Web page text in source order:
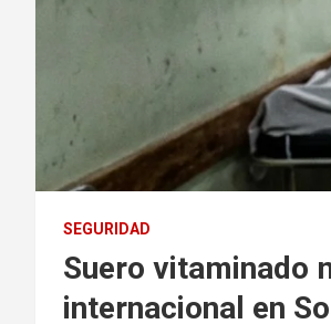
SEGURIDAD
Suero vitaminado
internacional en